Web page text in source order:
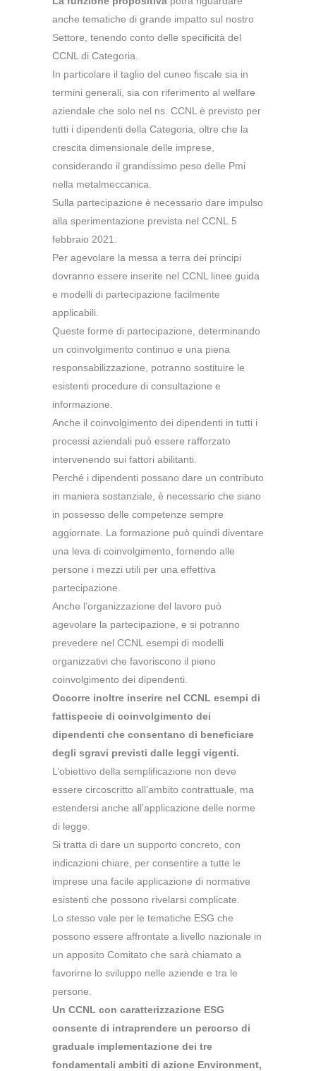
anche tematiche di grande impatto sul nostro
Settore, tenendo conto delle specificità del
CCNL di Categoria.
In particolare il taglio del cuneo fiscale sia in
termini generali, sia con riferimento al welfare
aziendale che solo nel ns. CCNL è previsto per
tutti i dipendenti della Categoria, oltre che la
crescita dimensionale delle imprese,
considerando il grandissimo peso delle Pmi
nella metalmeccanica.
Sulla partecipazione è necessario dare impulso
alla sperimentazione prevista nel CCNL 5
febbraio 2021
Per agevolare la messa a terra dei principi
dovranno essere inserite nel CCNL linee guida
e modelli di partecipazione facilmente
applicabili.
Queste forme di partecipazione, determinando
un coinvolgimento continuo e una piena
responsabilizzazione, potranno sostituire le
esistenti procedure di consultazione e
informazione.
Anche il coinvolgimento dei dipendenti in tutti i
processi aziendali può essere rafforzato
intervenendo sui fattori abilitanti.
Perché i dipendenti possano dare un contributo
in maniera sostanziale, è necessario che siano
in possesso delle competenze sempre
aggiornate. La formazione può quindi diventare
una leva di coinvolgimento, fornendo alle
persone i mezzi utili per una effettiva
partecipazione.
Anche l’organizzazione del lavoro può
agevolare la partecipazione, e si potranno
prevedere nel CCNL esempi di modelli
organizzativi che favoriscono il pieno
coinvolgimento dei dipendenti.
Occorre inoltre inserire nel CCNL esempi di
fattispecie di coinvolgimento dei
dipendenti che consentano di beneficiare
degli sgravi previsti dalle leggi vigenti.
L’obiettivo della semplificazione non deve
essere circoscritto all’ambito contrattuale, ma
estendersi anche all’applicazione delle norme
di legge.
Si tratta di dare un supporto concreto, con
indicazioni chiare, per consentire a tutte le
imprese una facile applicazione di normative
esistenti che possono rivelarsi complicate.
Lo stesso vale per le tematiche ESG che
possono essere affrontate a livello nazionale in
un apposito Comitato che sarà chiamato a
favorirne lo sviluppo nelle aziende e tra le
persone.
Un CCNL con caratterizzazione ESG
consente di intraprendere un percorso di
graduale implementazione dei tre
fondamentali ambiti di azione Environment,